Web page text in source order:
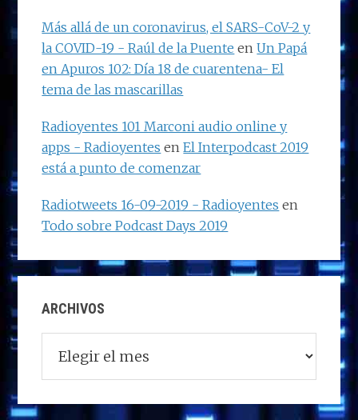
Más allá de un coronavirus, el SARS-CoV-2 y
la COVID-19 - Raúl de la Puente enUn Papá
en Apuros 102: Día 18 de cuarentena- El
tema de las mascarillas
Radioyentes 101 Marconi audio online y
apps - Radioyentes enEl Interpodcast 2019
está a punto de comenzar
Radiotweets 16-09-2019 - Radioyentes en
Todo sobre Podcast Days 2019
ARCHIVOS